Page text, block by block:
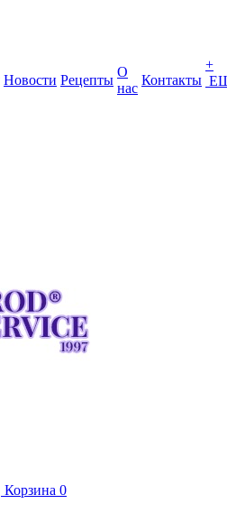
Новости Рецепты
О
нас
Контакты
+
Корзина 0